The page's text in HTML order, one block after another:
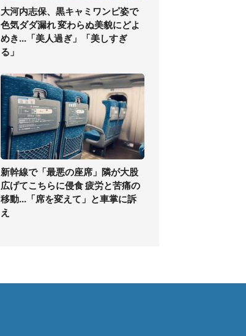
大河内志保、黒キャミワンピ姿で
色気ダダ漏れ 変わらぬ美貌にどよ
めき...「美人過ぎ」「美しすぎ
る」
新幹線で「最悪の座席」隣が大股
広げてこちらに侵食 疲労と苦痛の
移動...「席を変えて」と車掌に訴
え